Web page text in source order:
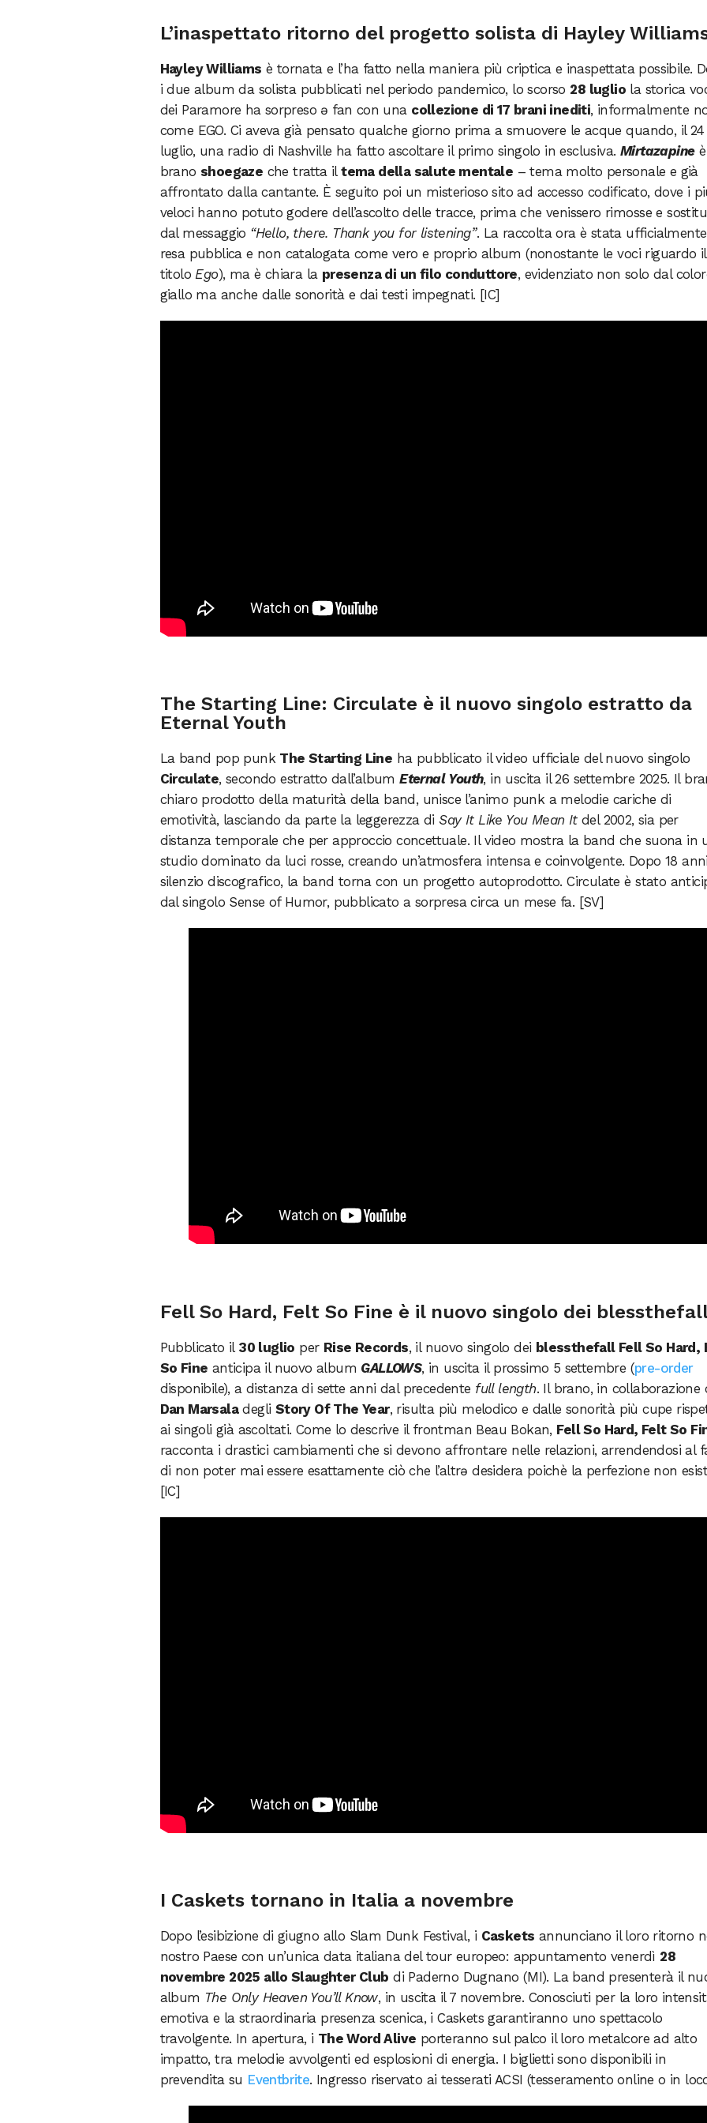
L’inaspettato ritorno del progetto solista di Hayley
Hayley Williams è tornata e l’ha fatto nella maniera più criptica e inaspettata possibile.
i due album da solista pubblicati nel periodo pandemico, lo scorso 28 lugliola storica
dei Paramore ha sorpreso ə fan con una collezione di 17 brani inediti, informalmente
come EGO. Ci aveva già pensato qualche giorno prima a smuovere le acque quando, il 24
luglio, una radio di Nashville ha fatto ascoltare il primo singolo in esclusiva. Mirtazapineè
brano shoegaze che tratta iltema della salute mentale – tema molto personale e già
affrontato dalla cantante. È seguito poi un misterioso sito ad accesso codificato, dove i
veloci hanno potuto godere dell’ascolto delle tracce, prima che venissero rimosse e
dal messaggio “Hello, there. Thank you for listening”. La raccolta ora è stata ufficialmente
resa pubblica e non catalogata come vero e proprio album (nonostante le voci riguardo il
titolo Ego), ma è chiara la presenza di un filo conduttore, evidenziato non solo dal
giallo ma anche dalle sonorità e dai testi impegnati. [IC]
The Starting Line: Circulate è il nuovo singolo estratto da
Eternal Youth
La band pop punk The Starting Line ha pubblicato il video ufficiale del nuovo singolo
Circulate, secondo estratto dall’albumEternal Youth, in uscita il 26 settembre 2025. Il
chiaro prodotto della maturità della band, unisce l’animo punk a melodie cariche di
emotività, lasciando da parte la leggerezza diSay It Like You Mean Itdel 2002, sia per
distanza temporale che per approccio concettuale. Il video mostra la band che suona in
studio dominato da luci rosse, creando un’atmosfera intensa e coinvolgente. Dopo 18
silenzio discografico, la band torna con un progetto autoprodotto. Circulate è stato
dal singolo Sense of Humor, pubblicato a sorpresa circa un mese fa. [SV]
Fell So Hard, Felt So Fine è il nuovo singolo dei
Pubblicato il 30 luglio per Rise Records, il nuovo singolo dei blessthefall Fell So Hard,
So Fine anticipa il nuovo album GALLOWS, in uscita il prossimo 5 settembre (pre-order
disponibile), a distanza di sette anni dal precedente full length. Il brano, in collaborazione
Dan Marsaladegli Story Of The Year, risulta più melodico e dalle sonorità più cupe
ai singoli già ascoltati. Come lo descrive il frontman Beau Bokan, Fell So Hard, Felt So
racconta i drastici cambiamenti che si devono affrontare nelle relazioni, arrendendosi al
di non poter mai essere esattamente ciò che l’altrə desidera poichè la perfezione non
[IC]
I Caskets tornano in Italia a novembre
Dopo l’esibizione di giugno allo Slam Dunk Festival, i Caskets annunciano il loro ritorno
nostro Paese con un’unica data italiana del tour europeo: appuntamento venerdì 28
novembre 2025 allo Slaughter Club di Paderno Dugnano (MI). La band presenterà il
album The Only Heaven You’ll Know, in uscita il 7 novembre. Conosciuti per la loro
emotiva e la straordinaria presenza scenica, i Caskets garantiranno uno spettacolo
travolgente. In apertura, i The Word Alive porteranno sul palco il loro metalcore ad alto
impatto, tra melodie avvolgenti ed esplosioni di energia. I biglietti sono disponibili in
prevendita su Eventbrite. Ingresso riservato ai tesserati ACSI (tesseramento online o in